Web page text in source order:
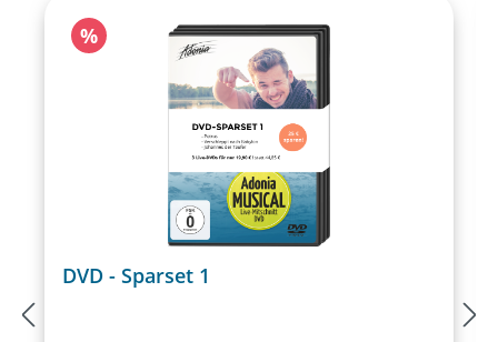
Rabatt
%
DVD - Sparset 1